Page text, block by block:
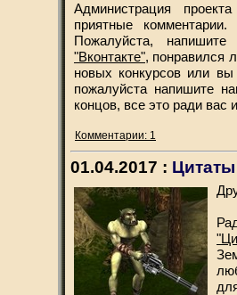
Администрация
приятные
Пожалуйста,
"Вконтакте", понравился
новых конкурсов или вы
пожалуйста напишите
концов, все это ради вас
Комментарии: 1
01.04.2017 : Цитаты